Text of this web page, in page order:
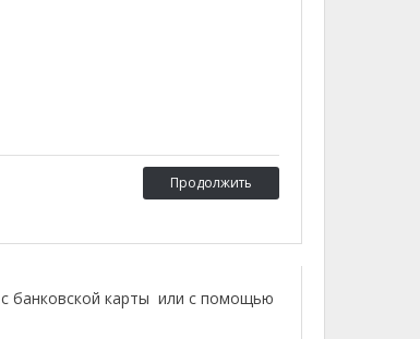
Продолжить
банковской карты или с помощью